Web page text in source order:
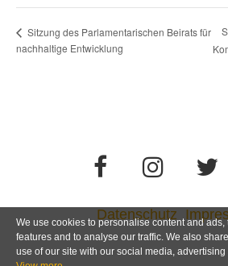
Sitzung des Parlamentarischen Beirats für
nachhaltige Entwicklung
Datenschutz
We use cookies to personalise content and
features and to analyse our traffic. We also
use of our site with our social media,